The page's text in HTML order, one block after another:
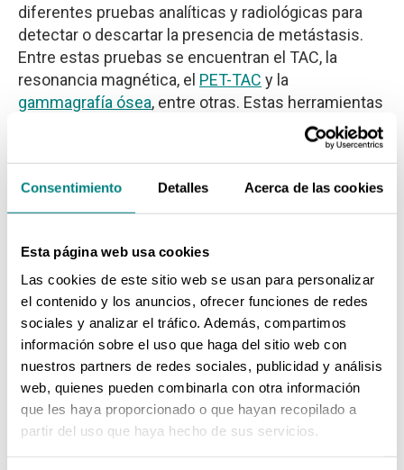
Consentimiento Detalles Acerca de las cookies
Esta página web usa cookies
Las cookies de este sitio web se usan para personalizar
el contenido y los anuncios, ofrecer funciones de redes
sociales y analizar el tráfico. Además, compartimos
información sobre el uso que haga del sitio web con
nuestros partners de redes sociales, publicidad y análisis
web, quienes pueden combinarla con otra información
que les haya proporcionado o que hayan recopilado a
partir del uso que haya hecho de sus servicios.
diferentes pruebas analíticas y radiológicas para
detectar o descartar la presencia de metástasis.
Entre estas pruebas se encuentran el TAC, la
resonancia magnética, el PET-TAC y la
gammagrafía ósea, entre otras. Estas herramientas
son fundamentales para determinar si el cáncer se
ha diseminado a otras partes del cuerpo. En este
sentido, una de laspruebas más avanzadas para
el diagnóstico es el PET-TAC
, que combina la
tomografía por emisión de positrones (PET) con la
desarrollamos en Cadpet, permite
metástasis, incluso en estadios muy iniciales.
En la mayoría de los casos, los tumores se
diagnostican en etapas iniciales cuando el tumor
está localizado y no hay evidencia detectable de
metástasis. Sin embargo, alrededor del 20% de los
pacientes presentan metástasis o la enfermedad
avanzada en el momento del diagnóstico. Además,